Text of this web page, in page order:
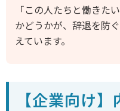
「この人たちと働きた
かどうかが、辞退を防
えています。
【企業向け